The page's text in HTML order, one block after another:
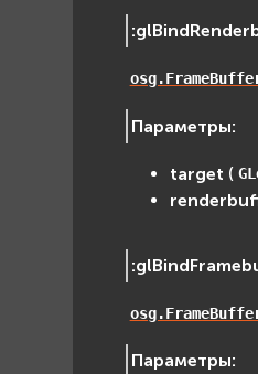
:
Параметры:
target (
:
Параметры: